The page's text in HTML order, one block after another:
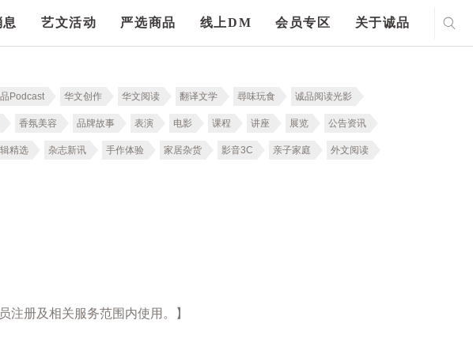
艺文活动 严选商品 线上DM 会员专区 关于诚品
Podcast 华文创作 华文阅读 翻译文学 尋味玩食 诚品阅读光影
香氛美容 品牌故事 表演 电影 课程 讲座 展览 公告资讯
精选 杂志新讯 手作体验 家居杂货 影音3C 亲子家庭 外文阅读
注册及相关服务范围内使用。】